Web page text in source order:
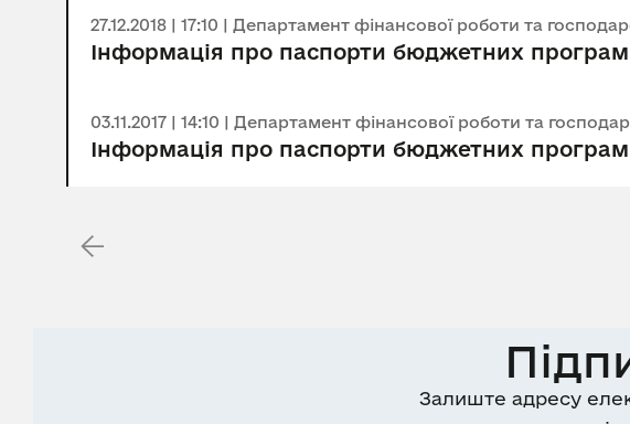
27.12.2018 | 17:10 | Департамент фінансової роботи та
Інформація про паспорти бюджетних програм
03.11.2017 | 14:10 | Департамент фінансової роботи та
Інформація про паспорти бюджетних програм
Залиште адресу